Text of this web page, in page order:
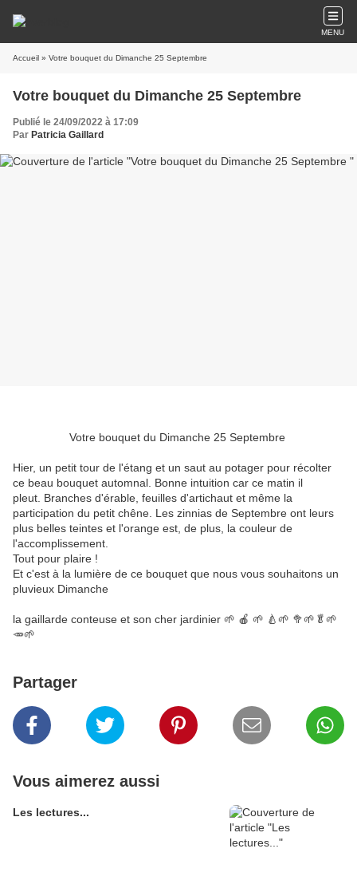
MENU
Accueil » Votre bouquet du Dimanche 25 Septembre
Votre bouquet du Dimanche 25 Septembre
Publié le 24/09/2022 à 17:09
Par Patricia Gaillard
Votre bouquet du Dimanche 25 Septembre
Hier, un petit tour de l'étang et un saut au potager pour récolter
ce beau bouquet automnal. Bonne intuition car ce matin il
pleut. Branches d'érable, feuilles d'artichaut et même la
participation du petit chêne. Les zinnias de Septembre ont leurs
plus belles teintes et l'orange est, de plus, la couleur de
l'accomplissement.
Tout pour plaire !
Et c'est à la lumière de ce bouquet que nous vous souhaitons un
pluvieux Dimanche
la gaillarde conteuse et son cher jardinier 🌱 🍎 🌱 🍐🌱 🥦🌱🥬🌱
🥕🌱
Partager
Vous aimerez aussi
Les lectures...